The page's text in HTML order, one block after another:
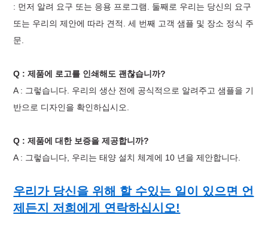
: 먼저 알려 요구 또는 응용 프로그램. 둘째로 우리는 당신의 요구
또는 우리의 제안에 따라 견적. 세 번째 고객 샘플 및 장소 정식 주
문.
Q : 제품에 로고를 인쇄해도 괜찮습니까?
A : 그렇습니다. 우리의 생산 전에 공식적으로 알려주고 샘플을 기
반으로 디자인을 확인하십시오.
Q : 제품에 대한 보증을 제공합니까?
A : 그렇습니다, 우리는 태양 설치 체계에 10 년을 제안합니다.
우리가 당신을 위해 할 수있는 일이 있으면 언
제든지 저희에게 연락하십시오!